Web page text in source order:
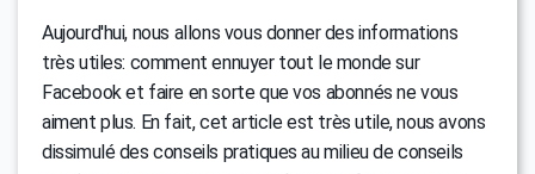
Aujourd'hui, nous allons vous donner des informations
très utiles: comment ennuyer tout le monde sur
Facebook et faire en sorte que vos abonnés ne vous
aiment plus. En fait, cet article est très utile, nous avons
dissimulé des conseils pratiques au milieu de conseils